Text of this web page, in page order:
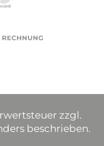
zzgl.
beschrieben.